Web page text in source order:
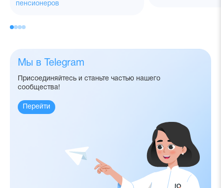
пенсионеров
Мы в Telegram
Присоединяйтесь и станьте частью нашего
сообщества!
Перейти